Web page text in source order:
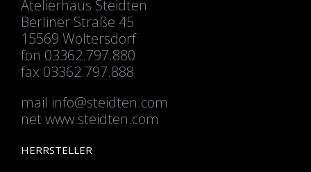
Atelierhaus Steidten
Berliner Straße 45
15569 Woltersdorf
fon 03362.797.880
fax 03362.797.888
mail info@steidten.com
net www.steidten.com
HERRSTELLER